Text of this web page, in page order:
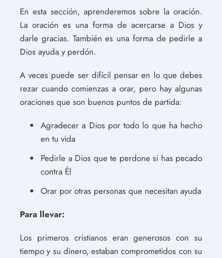
En esta sección, aprenderemos sobre la oración.
La oración es una forma de acercarse a Dios y
darle gracias. También es una forma de pedirle a
Dios ayuda y perdón.
A veces puede ser difícil pensar en lo que debes
rezar cuando comienzas a orar, pero hay algunas
oraciones que son buenos puntos de partida:
Agradecer a Dios por todo lo que ha hecho
en tu vida
Pedirle a Dios que te perdone si has pecado
contra Él
Orar por otras personas que necesitan ayuda
Para llevar:
Los primeros cristianos eran generosos con su
tiempo y su dinero, estaban comprometidos con su